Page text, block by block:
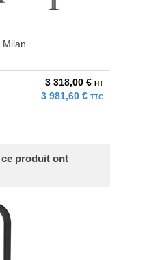
Milan
3 318,00 € HT
3 981,60 € TTC
produit ont